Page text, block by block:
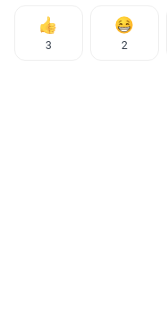
3 2